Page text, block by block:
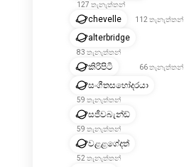
127 තැනැත්තන්
chevelle 112 තැනැත්තන්
alterbridge
83 තැනැත්තන්
කිරිපිටි 66 තැනැත්තන්
සංගීතසහෝදරයා
59 තැනැත්තන්
සජීවබැන්ඩ්
59 තැනැත්තන්
වළළගේදත්
52 තැනැත්තන්